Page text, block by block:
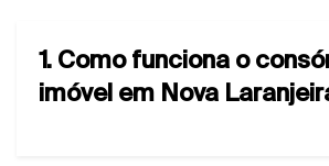
1. Como funciona o
imóvel em Nova